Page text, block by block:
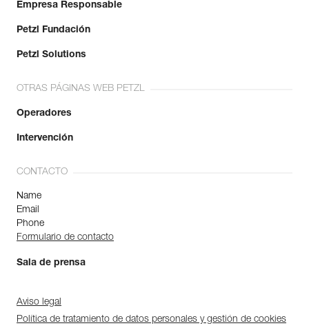
Empresa Responsable
Petzl Fundación
Petzl Solutions
OTRAS PÁGINAS WEB PETZL
Operadores
Intervención
CONTACTO
Name
Email
Phone
Formulario de contacto
Sala de prensa
Aviso legal
Política de tratamiento de datos personales y gestión de cookies